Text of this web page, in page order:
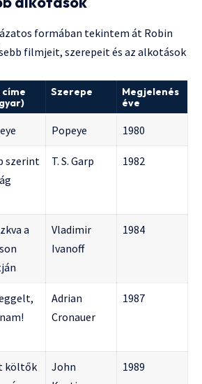
formában tekintem át Robin
filmjeit, szerepeit és az alkotások
címe
Szerepe
Megjelenés
éve
Popeye 1980
szerint
T. S. Garp 1982
a
Vladimir
Ivanoff
1984
Adrian
Cronauer
1987
költők
John
1989